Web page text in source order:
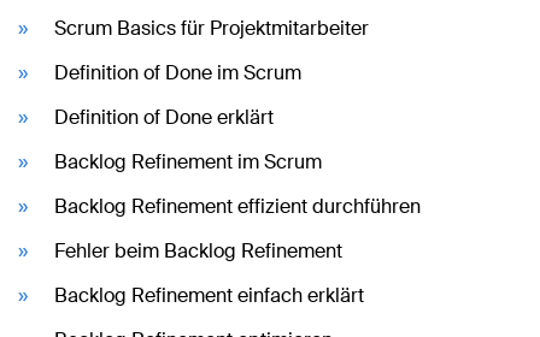
Scrum Basics für Projektmitarbeiter
Definition of Done im Scrum
Definition of Done erklärt
Backlog Refinement im Scrum
Backlog Refinement effizient durchführen
Fehler beim Backlog Refinement
Backlog Refinement einfach erklärt